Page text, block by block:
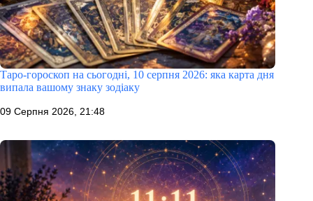
Таро-гороскоп на сьогодні, 10 серпня 2026: яка карта дня
випала вашому знаку зодіаку
09 Серпня 2026, 21:48